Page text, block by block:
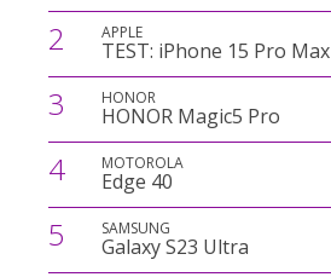
2 APPLE
TEST: iPhone 15 Pro Max
3 HONOR
HONOR Magic5 Pro
4 MOTOROLA
Edge 40
5 SAMSUNG
Galaxy S23 Ultra